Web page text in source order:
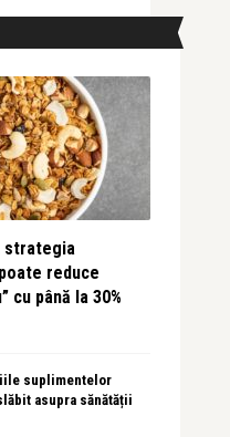
strategia
reduce
cu până la 30%
suplimentelor
asupra sănătății